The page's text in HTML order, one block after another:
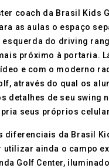
coach da Brasil Kids
as aulas o espaço
do driving
próximo à portaria.
e com o moderno
através do qual os
detalhes de seu swing
seus próprios
diferenciais da Brasil
utilizar ainda o campo
Golf Center,